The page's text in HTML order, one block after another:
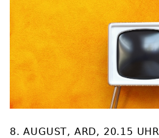
8. AUGUST, ARD, 20.15 UHR